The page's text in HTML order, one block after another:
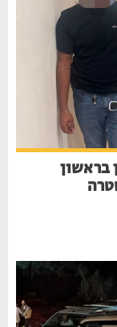
בראשון